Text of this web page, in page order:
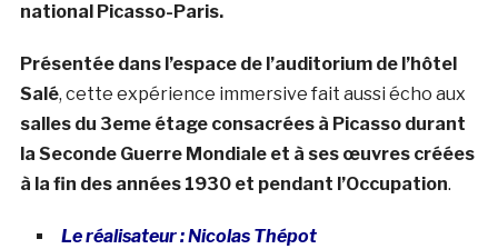
national Picasso-Paris.
Présentée dans l’espace de l’auditorium de l’hôtel
Salé, cette expérience immersive fait aussi écho aux
salles du 3emeétage consacrées à Picasso durant
la Seconde Guerre Mondiale et à ses œuvres créées
à la fin des années 1930 et pendant l’Occupation.
Le réalisateur : Nicolas Thépot